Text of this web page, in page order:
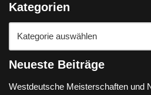
Kategorien
Neueste Beiträge
Westdeutsche Meisterschaften und